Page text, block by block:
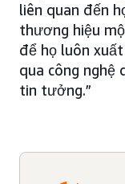
liên quan đến
thương hiệu
để họ luôn
qua công nghệ
tin tưởng.”